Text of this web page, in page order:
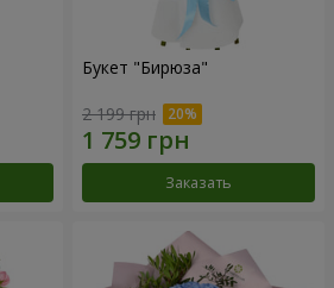
Букет "Бирюза"
2 199 грн
Заказать